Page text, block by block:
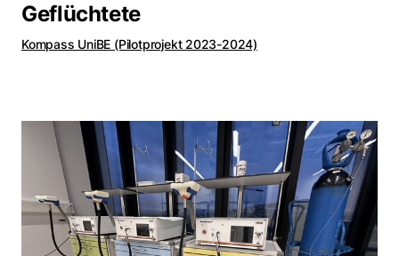
Geflüchtete
Kompass UniBE (Pilotprojekt 2023-2024)